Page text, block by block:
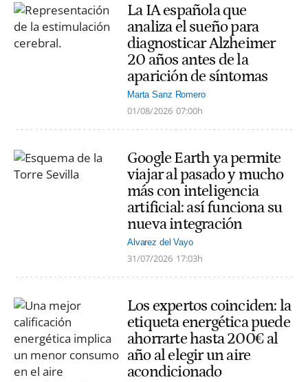
La IA española que
analiza el sueño para
diagnosticar Alzheimer
20 años antes de la
aparición de síntomas
Marta Sanz Romero
01/08/2026 07:00h
Google Earth ya permite
viajar al pasado y mucho
más con inteligencia
artificial: así funciona su
nueva integración
Alvarez del Vayo
31/07/2026 17:03h
Los expertos coinciden: la
etiqueta energética puede
ahorrarte hasta 200€ al
año al elegir un aire
acondicionado